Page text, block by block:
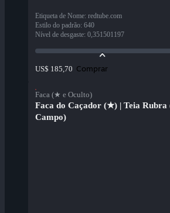
Etiqueta de Nome: redtube.com
Estilo do padrão: 640
Nível de desgaste: 0,351501197
US$ 185,70 Comprar
Faca (★ e Oculto)
Faca do Caçador (★) | Teia Rubra
Campo)